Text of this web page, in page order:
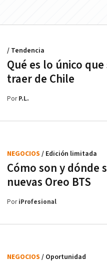
Qué es lo único
traer de Chile
/ Tendencia
PorP.L.
Cómo son y dónde
nuevas Oreo BTS
NEGOCIOS / Edición limitada
PoriProfesional
NEGOCIOS / Oportunidad